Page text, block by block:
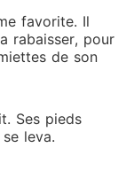
favorite. Il
rabaisser, pour
de son
Ses pieds
leva.